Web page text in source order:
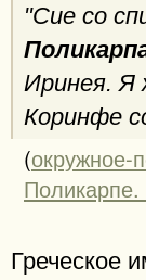
"Сие со
Иринея. Я
Коринфе
(окружное-
Поликарпе.
Греческое